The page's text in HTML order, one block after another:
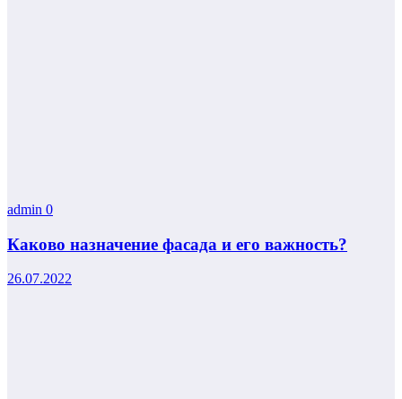
admin 0
Каково назначение фасада и его важность?
26.07.2022